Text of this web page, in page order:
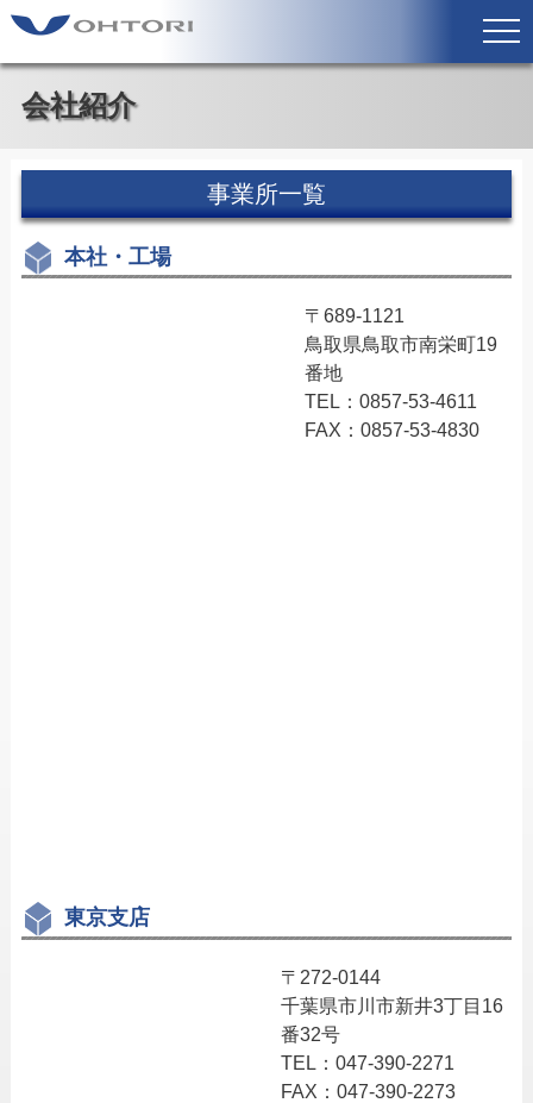
会社紹介
事業所一覧
本社・工場
〒689-1121
鳥取県鳥取市南栄町19
番地
TEL：0857-53-4611
FAX：0857-53-4830
東京支店
〒272-0144
千葉県市川市新井3丁目16
番32号
TEL：047-390-2271
FAX：047-390-2273